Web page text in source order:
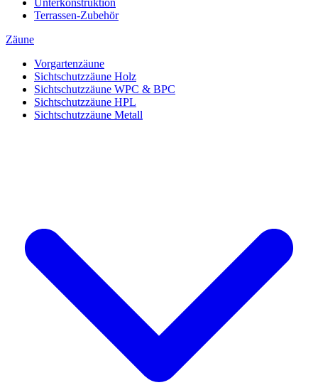
Unterkonstruktion
Terrassen-Zubehör
Zäune
Vorgartenzäune
Sichtschutzzäune Holz
Sichtschutzzäune WPC & BPC
Sichtschutzzäune HPL
Sichtschutzzäune Metall